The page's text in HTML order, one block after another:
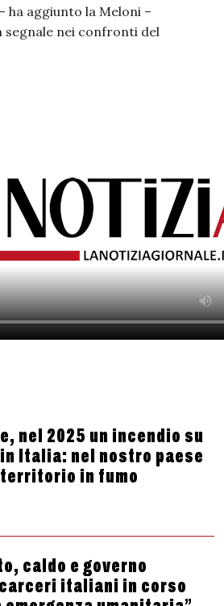
ha aggiunto la Meloni –
segnale nei confronti del
nel 2025 un incendio su
Italia: nel nostro paese
in fumo
caldo e governo
italiani in corso